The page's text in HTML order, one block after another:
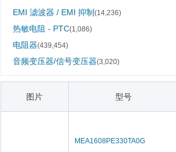
EMI 滤波器 / EMI 抑制 (14,236)
热敏电阻 - PTC(1,086)
电阻器(439,454)
音频变压器/信号变压器(3,020)
图片 型号
MEA1608PE330TA0G